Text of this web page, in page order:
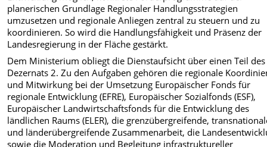
planerischen Grundlage Regionaler Handlungsstrategien
umzusetzen und regionale Anliegen zentral zu steuern und zu
koordinieren. So wird die Handlungsfähigkeit und Präsenz der
Landesregierung in der Fläche gestärkt.
Dem Ministerium obliegt die Dienstaufsicht über einen Teil des
Dezernats 2. Zu den Aufgaben gehören die regionale
und Mitwirkung bei der Umsetzung Europäischer Fonds für
regionale Entwicklung (EFRE), Europäischer Sozialfonds (ESF),
Europäischer Landwirtschaftsfonds für die Entwicklung des
ländlichen Raums (ELER), die grenzübergreifende,
und länderübergreifende Zusammenarbeit, die
sowie die Moderation und Begleitung infrastruktureller